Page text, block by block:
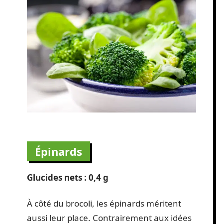
Épinards
Glucides nets : 0,4 g
À côté du brocoli, les épinards méritent
aussi leur place. Contrairement aux idées